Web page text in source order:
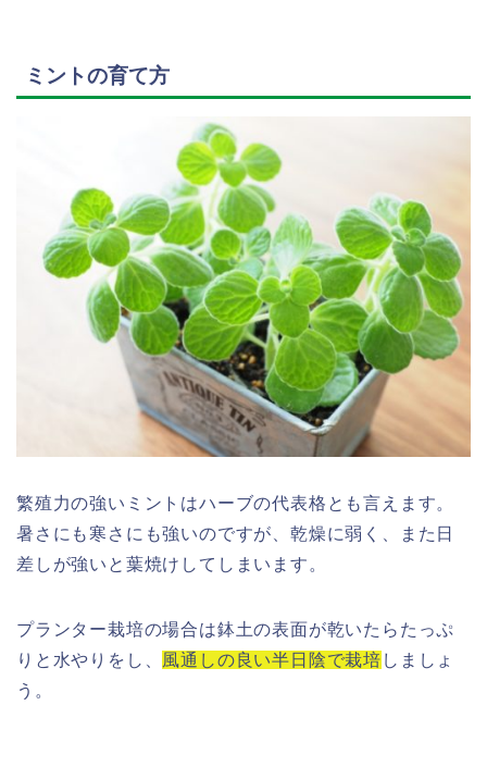
ミントの育て方
繁殖力の強いミントはハーブの代表格とも言えます。
暑さにも寒さにも強いのですが、乾燥に弱く、また日
差しが強いと葉焼けしてしまいます。
プランター栽培の場合は鉢土の表面が乾いたらたっぷ
りと水やりをし、 風通しの良い半日陰で栽培 しましょ
う。